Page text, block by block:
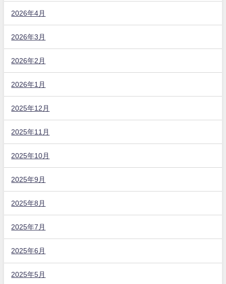
2026年4月
2026年3月
2026年2月
2026年1月
2025年12月
2025年11月
2025年10月
2025年9月
2025年8月
2025年7月
2025年6月
2025年5月